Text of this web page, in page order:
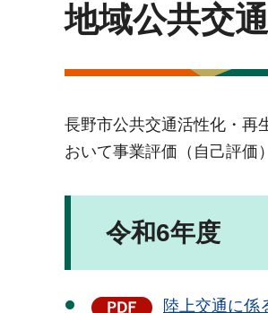
地域公共交
長野市公共交通活性化・再
おいて事業評価（自己評価
令和6年度
陸上交通に係